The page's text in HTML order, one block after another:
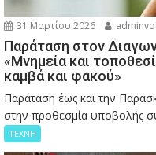
31 Μαρτίου 2026
Παράταση στον
«Μνημεία και
καμβά και φακού»
Παράταση έως και την
στην προθεσμία υποβολής
ΤΕΧΝΗ